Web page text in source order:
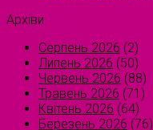
Архіви
Серпень 2026 (2)
Липень 2026 (50)
Червень 2026 (88)
Травень 2026 (71)
Квітень 2026 (64)
Березень 2026 (76)